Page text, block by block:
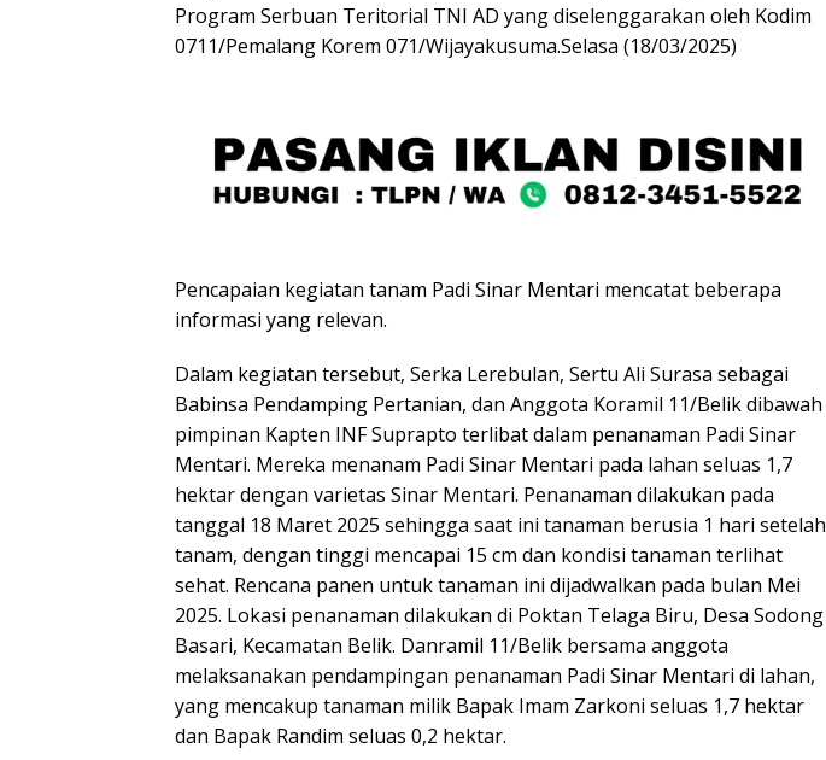
Program Serbuan Teritorial TNI AD yang diselenggarakan oleh Kodim
0711/Pemalang Korem 071/Wijayakusuma.Selasa (18/03/2025)
Pencapaian kegiatan tanam Padi Sinar Mentari mencatat beberapa
informasi yang relevan.
Dalam kegiatan tersebut, Serka Lerebulan, Sertu Ali Surasa sebagai
Babinsa Pendamping Pertanian, dan Anggota Koramil 11/Belik dibawah
pimpinan Kapten INF Suprapto terlibat dalam penanaman Padi Sinar
Mentari. Mereka menanam Padi Sinar Mentari pada lahan seluas 1,7
hektar dengan varietas Sinar Mentari. Penanaman dilakukan pada
tanggal 18 Maret 2025 sehingga saat ini tanaman berusia 1 hari setelah
tanam, dengan tinggi mencapai 15 cm dan kondisi tanaman terlihat
sehat. Rencana panen untuk tanaman ini dijadwalkan pada bulan Mei
2025. Lokasi penanaman dilakukan di Poktan Telaga Biru, Desa Sodong
Basari, Kecamatan Belik. Danramil 11/Belik bersama anggota
melaksanakan pendampingan penanaman Padi Sinar Mentari di lahan,
yang mencakup tanaman milik Bapak Imam Zarkoni seluas 1,7 hektar
dan Bapak Randim seluas 0,2 hektar.